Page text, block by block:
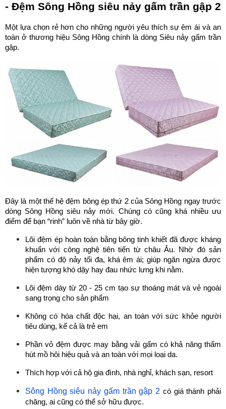
- Đệm Sông Hồng siêu nảy gấm trần gập 2
Một lựa chọn rẻ hơn cho những người yêu thích sự êm ái và an
toàn ở thương hiệu Sông Hồng chính là dòng Siêu nảy gấm trần
gập.
Đây là một thế hệ đệm bông ép thứ 2 của Sông Hồng ngay trước
dòng Sông Hồng siêu nảy mới. Chúng có cũng khá nhiều ưu
điểm để bạn “rinh” luôn về nhà từ bây giờ.
Lõi đệm ép hoàn toàn bằng bông tinh khiết đã được kháng
khuẩn với công nghệ tiên tiến từ châu Âu. Nhờ đó sản
phẩm có độ nảy tối đa, khá êm ái; giúp ngăn ngừa được
hiện tượng khó dậy hay đau nhức lưng khi nằm.
Lõi đệm dày từ 20 - 25 cm tạo sự thoáng mát và vẻ ngoài
sang trọng cho sản phẩm
Không có hóa chất độc hại, an toàn với sức khỏe người
tiêu dùng, kể cả là trẻ em
Phần vỏ đệm được may bằng vải gấm có khả năng thấm
hút mồ hôi hiệu quả và an toàn với mọi loại da.
Thích hợp với cả hộ gia đình, nhà nghỉ, khách sạn, resort
Sông Hồng siêu nảy gấm trần gập 2 có giá thành phải
chăng, ai cũng có thể sở hữu được.